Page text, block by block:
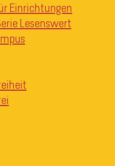
Einrichtungen
Lesenswert